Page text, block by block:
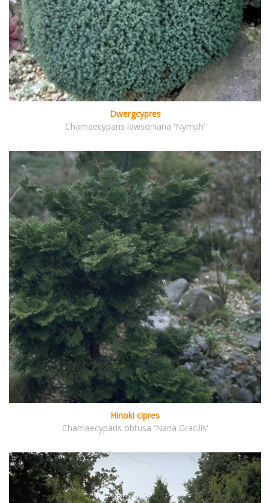
Dwergcypres
Chamaecyparis lawsoniana 'Nymph'
Hinoki cipres
Chamaecyparis obtusa 'Nana Gracilis'